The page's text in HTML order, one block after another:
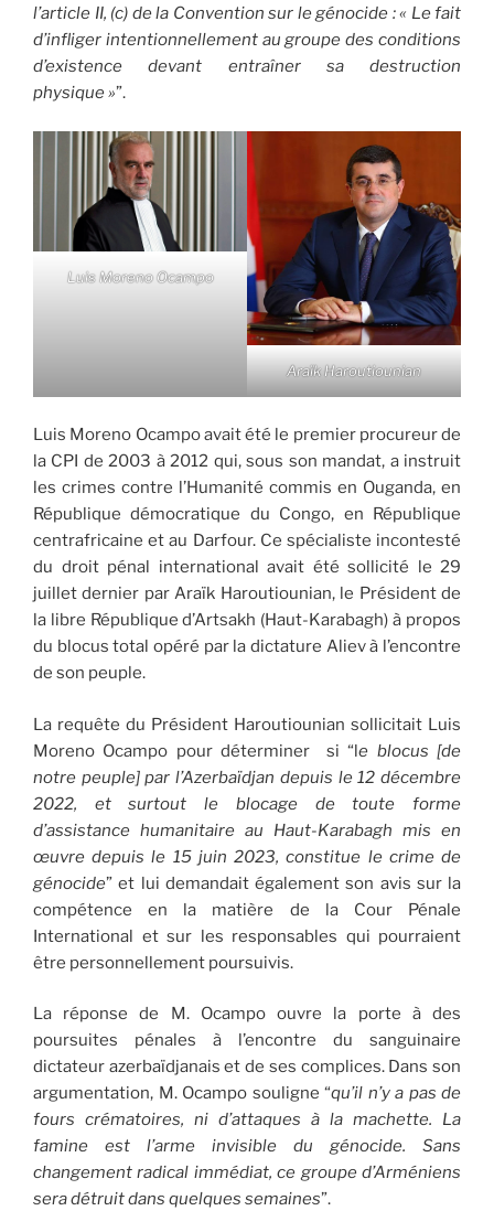
l’article II, (c) de la Convention sur le génocide : « Le fait
d’infliger intentionnellement au groupe des conditions
d’existence devant entraîner sa destruction
physique »”.
Luis Moreno Ocampo
Araïk Haroutiounian
Luis Moreno Ocampo avait été le premier procureur de
la CPI de 2003 à 2012 qui, sous son mandat, a instruit
les crimes contre l’Humanité commis en Ouganda, en
République démocratique du Congo, en République
centrafricaine et au Darfour. Ce spécialiste incontesté
du droit pénal international avait été sollicité le 29
juillet dernier par Araïk Haroutiounian, le Président de
la libre République d’Artsakh (Haut-Karabagh) à propos
du blocus total opéré par la dictature Aliev à l’encontre
de son peuple.
La requête du Président Haroutiounian sollicitait Luis
Moreno Ocampo pour déterminer si “le blocus [de
notre peuple] par l’Azerbaïdjan depuis le 12 décembre
2022, et surtout le blocage de toute forme
d’assistance humanitaire au Haut-Karabagh mis en
œuvre depuis le 15 juin 2023, constitue le crime de
génocide” et lui demandait également son avis sur la
compétence en la matière de la Cour Pénale
International et sur les responsables qui pourraient
être personnellement poursuivis.
La réponse de M. Ocampo ouvre la porte à des
poursuites pénales à l’encontre du sanguinaire
dictateur azerbaïdjanais et de ses complices. Dans son
argumentation, M. Ocampo souligne “qu’il n’y a pas de
fours crématoires, ni d’attaques à la machette. La
famine est l’arme invisible du génocide. Sans
changement radical immédiat, ce groupe d’Arméniens
sera détruit dans quelques semaines”.